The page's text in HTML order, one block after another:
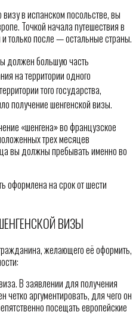
в испанском посольстве, вы
Точкой начала путешествия в
только после — остальные страны.
должен большую часть
на территории одного
того государства,
получение шенгенской визы.
«шенгена» во французское
трех месяцев
вы должны пребывать именно во
оформлена на срок от шести
ВИЗЫ
желающего её оформить,
В заявлении для получения
аргументировать, для чего он
посещать европейские